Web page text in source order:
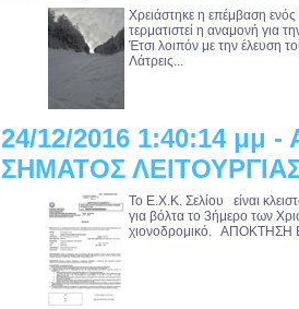
Χρειάστηκε η επέμβαση
τερματιστεί η αναμονή για
Έτσι λοιπόν με την έλευση
Λάτρεις...
24/12/2016 1:40:14 μμ
ΣΗΜΑΤΟΣ
Το Ε.Χ.Κ. Σελίου είναι
για βόλτα το 3ήμερο των
χιονοδρομικό. ΑΠΟΚΤΗΣΗ